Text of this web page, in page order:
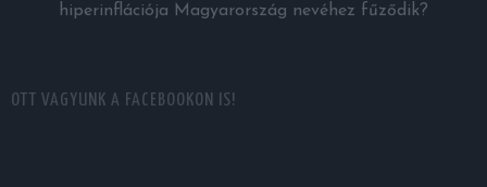
hiperinflációja Magyarország nevéhez fűződik?
OTT VAGYUNK A FACEBOOKON IS!